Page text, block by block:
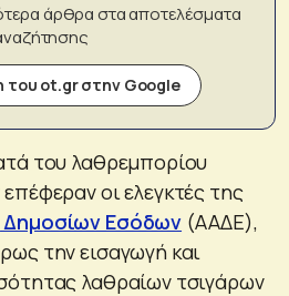
άρθρα στα αποτελέσματα
του ot.gr στην Google
του λαθρεμπορίου
οι ελεγκτές της
Δημοσίων Εσόδων (ΑΑΔΕ),
την εισαγωγή και
λαθραίων τσιγάρων